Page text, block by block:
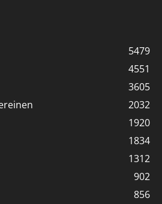
5479
4551
3605
2032
1920
1834
1312
902
856